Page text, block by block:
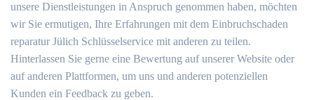
unsere Dienstleistungen in Anspruch genommen haben, möchten
wir Sie ermutigen, Ihre Erfahrungen mit dem Einbruchschaden
reparatur Jülich Schlüsselservice mit anderen zu teilen.
Hinterlassen Sie gerne eine Bewertung auf unserer Website oder
auf anderen Plattformen, um uns und anderen potenziellen
Kunden ein Feedback zu geben.​